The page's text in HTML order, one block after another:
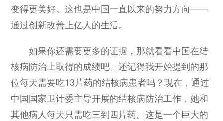
变得更美好。这也是中国一直以来的努力方向——
通过创新改善上亿人的生活。
如果你还需要更多的证据，那就看看中国在结
核病防治上取得的成绩吧。还记得我开始提到的那
位每天需要吃13片药的结核病患者吗？现在，通过
中国国家卫计委主导开展的结核病防治工作，她和
其他病人每天只需吃三到四片药。这是一个巨大的